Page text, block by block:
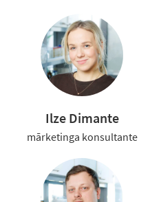
Ilze Dimante
mārketinga konsultante